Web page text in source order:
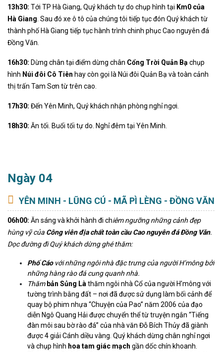
13h30: Tới TP Hà Giang, Quý khách tự do chụp hình tại Km0 của
Hà Giang . Sau đó xe ô tô của chúng tôi tiếp tục đón Quý khách từ
thành phố Hà Giang tiếp tục hành trình chinh phục Cao nguyên đá
Đồng Văn.
16h30: Dừng chân tại điểm dừng chân Cổng Trời Quản Bạ chụp
hình Núi đôi Cô Tiên hay còn gọi là Núi đôi Quản Bạ và toàn cảnh
thị trấn Tam Sơn từ trên cao.
17h30: Đến Yên Minh, Quý khách nhận phòng nghỉ ngơi.
18h30: Ăn tối. Buổi tối tự do. Nghỉ đêm tại Yên Minh.
Ngày 04
YÊN MINH - LŨNG CÚ - MÃ PÌ LÈNG - ĐỒNG VĂN
06h00: Ăn sáng và khởi hành đi chiêm ngưỡng những cảnh đẹp
hùng vỹ của Công viên địa chất toàn cầu Cao nguyên đá Đồng Văn.
Dọc đường đi Quý khách dừng ghé thăm:
Phố Cáovới những ngôi nhà đặc trưng của người H’mông bởi
những hàng rào đá cung quanh nhà.
Thăm bản Sủng Là thăm ngôi nhà Cổ của người H’mông với
tường trình bằng đất – nơi đã được sử dụng làm bối cảnh để
quay bộ phim nhựa “Chuyện của Pao” năm 2006 của đạo
diễn Ngô Quang Hải được chuyển thể từ truyện ngắn “Tiếng
đàn môi sau bờ rào đá” của nhà văn Đỗ Bích Thủy đã giành
được 4 giải Cánh diều vàng. Quý khách dừng chân nghỉ ngơi
và chụp hình hoa tam giác mạch gần dốc chín khoanh.